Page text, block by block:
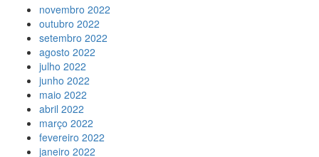
novembro 2022
outubro 2022
setembro 2022
agosto 2022
julho 2022
junho 2022
maio 2022
abril 2022
março 2022
fevereiro 2022
janeiro 2022